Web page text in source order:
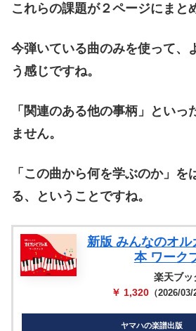
これらの課題が２ページにまと
今弾いている曲のみを使って、
う感じですね。
「関連のある他の事柄」といっ
ません。
「この曲から何を学ぶのか」を
る、ということですね。
新版 みんなのオ
本 ワーク
楽天ブッ
￥ 1,320 （2026/
ヤマハの楽譜出版